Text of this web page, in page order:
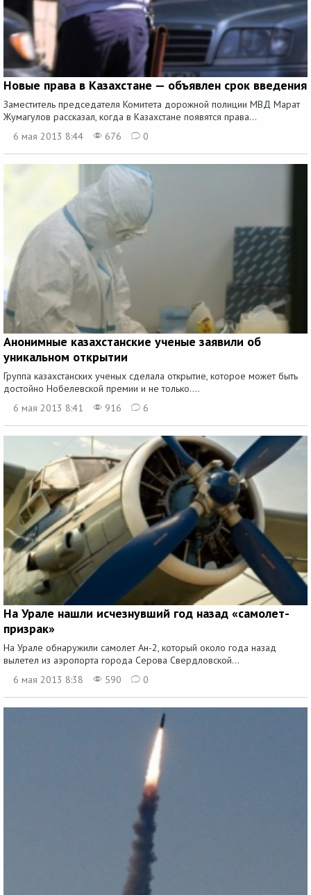
Новые права в Казахстане — объявлен срок введения
Заместитель председателя Комитета дорожной полиции МВД Марат
Жумагулов рассказал, когда в Казахстане появятся права...
6 мая 2013 8:44
676 0
Анонимные казахстанские ученые заявили об
уникальном открытии
Группа казахстанских ученых сделала открытие, которое может быть
достойно Нобелевской премии и не только....
6 мая 2013 8:41
916 6
На Урале нашли исчезнувший год назад «самолет-
призрак»
На Урале обнаружили самолет Ан-2, который около года назад
вылетел из аэропорта города Серова Свердловской...
6 мая 2013 8:38
590 0